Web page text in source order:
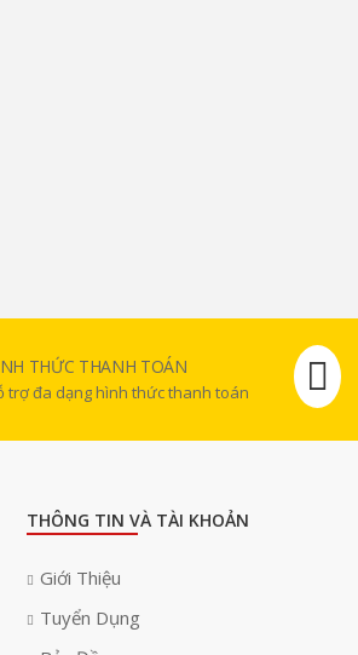
THỨC THANH TOÁN
trợ đa dạng hình thức thanh toán
THÔNG TIN VÀ TÀI KHOẢN
Giới Thiệu
Tuyển Dụng